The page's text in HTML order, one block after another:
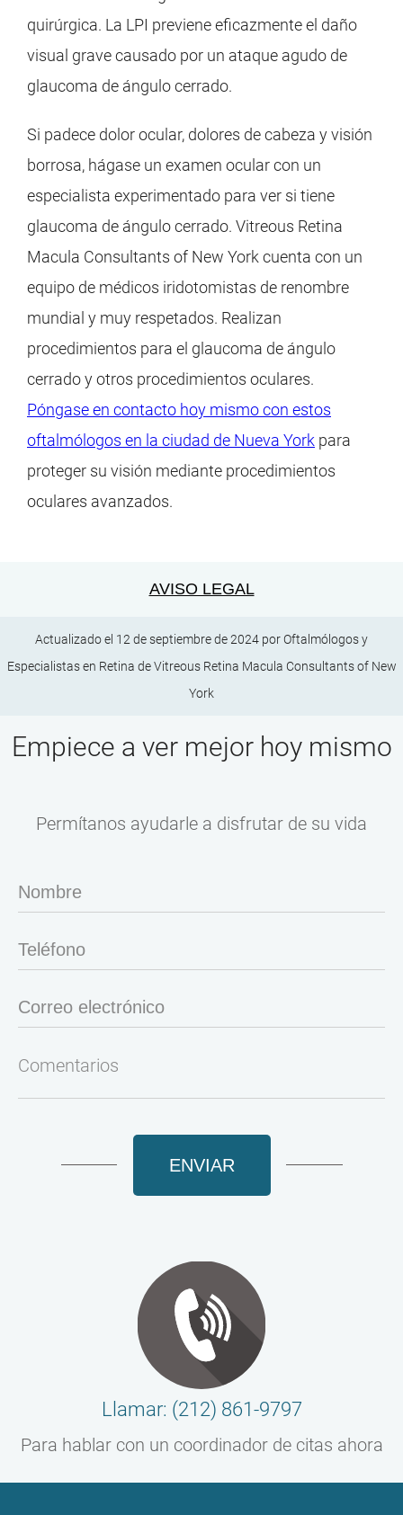
quirúrgica. La LPI previene eficazmente el daño
visual grave causado por un ataque agudo de
glaucoma de ángulo cerrado.
Si padece dolor ocular, dolores de cabeza y visión
borrosa, hágase un examen ocular con un
especialista experimentado para ver si tiene
glaucoma de ángulo cerrado. Vitreous Retina
Macula Consultants of New York cuenta con un
equipo de médicos iridotomistas de renombre
mundial y muy respetados. Realizan
procedimientos para el glaucoma de ángulo
cerrado y otros procedimientos oculares.
Póngase en contacto hoy mismo con estos
oftalmólogos en la ciudad de Nueva York para
proteger su visión mediante procedimientos
oculares avanzados.
AVISO LEGAL
Actualizado el 12 de septiembre de 2024 porOftalmólogos y
Especialistas en Retina deVitreous Retina Macula Consultants of New
York
Empiece a ver mejor hoy mismo
Permítanos ayudarle a disfrutar de su vida
ENVIAR
Llamar: (212) 861-9797
Para hablar con un coordinador de citas ahora